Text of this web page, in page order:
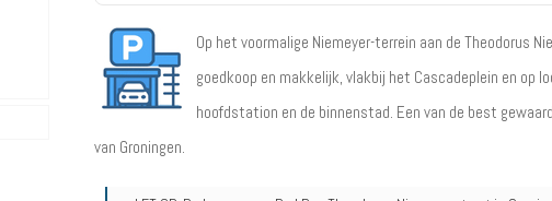
Op het voormalige Niemeyer-terrein aan de Theodorus
goedkoop en makkelijk, vlakbij het Cascadeplein en op
hoofdstation en de binnenstad. Een van de best
van Groningen.